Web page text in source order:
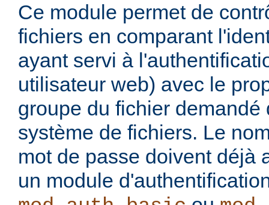
Ce module permet de
fichiers en comparant
ayant servi à
utilisateur web) avec le
groupe du fichier demandé
système de fichiers. Le
mot de passe doivent déjà
un module